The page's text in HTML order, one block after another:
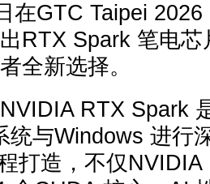
GTC Taipei 2026
RTX Spark 笔电
全新选择。
RTX Spark
统与Windows 进行
打造，不仅